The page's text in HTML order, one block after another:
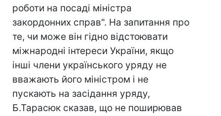
роботи на посаді міністра
закордонних справ". На запитання про
те, чи може він гідно відстоювати
міжнародні інтереси України, якщо
інші члени українського уряду не
вважають його міністром і не
пускають на засідання уряду,
Б.Тарасюк сказав, що не поширював